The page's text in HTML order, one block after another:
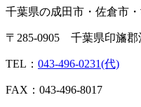
千葉県の成田市・佐倉市
〒285-0905 千葉県印旛郡
TEL： 043-496-0231(代)
FAX：043-496-8017